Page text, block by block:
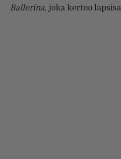
Ballerina, joka kertoo